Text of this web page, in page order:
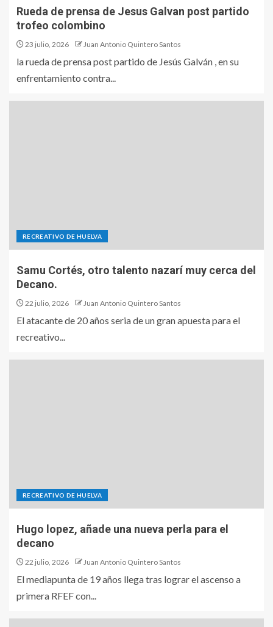
Rueda de prensa de Jesus Galvan post partido
trofeo colombino
23 julio, 2026 Juan Antonio Quintero Santos
la rueda de prensa post partido de Jesús Galván , en su
enfrentamiento contra...
RECREATIVO DE HUELVA
Samu Cortés, otro talento nazarí muy cerca del
Decano.
22 julio, 2026 Juan Antonio Quintero Santos
El atacante de 20 años seria de un gran apuesta para el
recreativo...
RECREATIVO DE HUELVA
Hugo lopez, añade una nueva perla para el
decano
22 julio, 2026 Juan Antonio Quintero Santos
El mediapunta de 19 años llega tras lograr el ascenso a
primera RFEF con...